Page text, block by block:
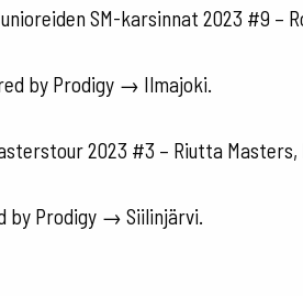
SM-karsinnat 2023 #9 –
by Prodigy → Ilmajoki.
2023 #3 – Riutta Masters,
by Prodigy → Siilinjärvi.